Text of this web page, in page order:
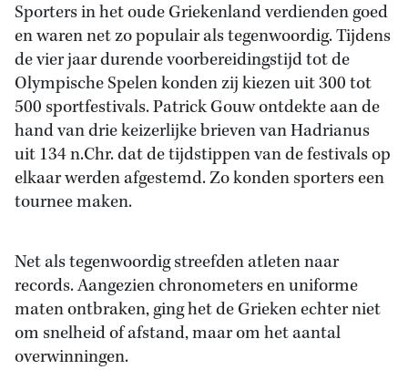
Zoek
Sporters in het oude Griekenland verdienden goed
en waren net zo populair als tegenwoordig. Tijdens
de vier jaar durende voorbereidingstijd tot de
Olympische Spelen konden zij kiezen uit 300 tot
500 sportfestivals. Patrick Gouw ontdekte aan de
hand van drie keizerlijke brieven van Hadrianus
uit 134 n.Chr. dat de tijdstippen van de festivals op
elkaar werden afgestemd. Zo konden sporters een
tournee maken.
Net als tegenwoordig streefden atleten naar
records. Aangezien chronometers en uniforme
maten ontbraken, ging het de Grieken echter niet
om snelheid of afstand, maar om het aantal
overwinningen.